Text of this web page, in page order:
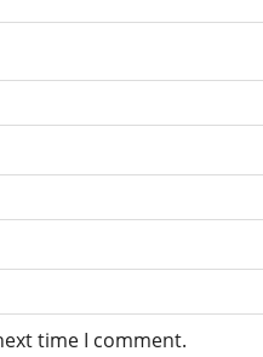
time I comment.